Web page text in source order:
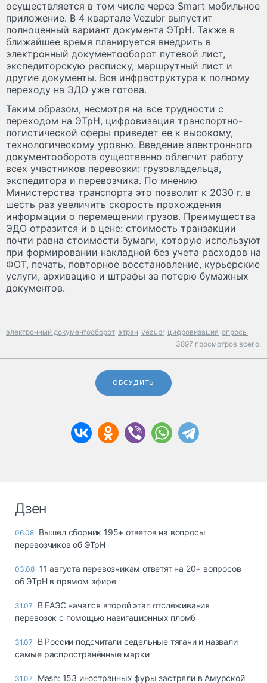
осуществляется в том числе через Smart мобильное
приложение. В 4 квартале Vezubr выпустит
полноценный вариант документа ЭТрН. Также в
ближайшее время планируется внедрить в
электронный документооборот путевой лист,
экспедиторскую расписку, маршрутный лист и
другие документы. Вся инфраструктура к полному
переходу на ЭДО уже готова.
Таким образом, несмотря на все трудности с
переходом на ЭТрН, цифровизация транспортно-
логистической сферы приведет ее к высокому,
технологическому уровню. Введение электронного
документооборота существенно облегчит работу
всех участников перевозки: грузовладельца,
экспедитора и перевозчика. По мнению
Министерства транспорта это позволит к 2030 г. в
шесть раз увеличить скорость прохождения
информации о перемещении грузов. Преимущества
ЭДО отразится и в цене: стоимость транзакции
почти равна стоимости бумаги, которую используют
при формировании накладной без учета расходов на
ФОТ, печать, повторное восстановление, курьерские
услуги, архивацию и штрафы за потерю бумажных
документов.
электронный документооборот этран vezubr цифровизация опросы
3897 просмотров всего.
ОБСУДИТЬ
Дзен
06.08 Вышел сборник 195+ ответов на вопросы
перевозчиков об ЭТрН
03.08 11 августа перевозчикам ответят на 20+ вопросов
об ЭТрН в прямом эфире
31.07
В ЕАЭС начался второй этап отслеживания
перевозок с помощью навигационных пломб
31.07
В России подсчитали седельные тягачи и назвали
самые распространённые марки
31.07
Mash: 153 иностранных фуры застряли в Амурской